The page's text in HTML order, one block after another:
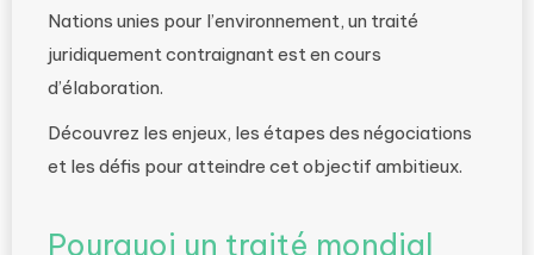
Nations unies pour l’environnement, un traité
juridiquement contraignant est en cours
d’élaboration.
Découvrez les enjeux, les étapes des négociations
et les défis pour atteindre cet objectif ambitieux.
Pourquoi un traité mondial